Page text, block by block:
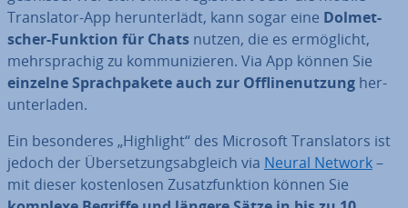
Trans­la­tor-App her­un­ter­lädt, kann sogar eine Dol­met­
scher-Funktion für Chats nutzen, die es er­mög­licht,
mehr­spra­chig zu kom­mu­ni­zie­ren. Via App können Sie
einzelne Sprach­pa­ke­te auch zur Off­linen­ut­zung her­
un­ter­la­den.
Ein be­son­de­res „Highlight“ des Microsoft Trans­la­tors ist
jedoch der Über­set­zungs­ab­gleich via Neural Network–
mit dieser kos­ten­lo­sen Zu­satz­funk­ti­on können Sie